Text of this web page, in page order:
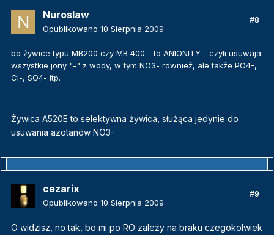
Nuroslaw
Opublikowano 10 Sierpnia 2009
#8
bo żywice typu MB200 czy MB 400 - to ANIONITY - czyli usuwaja
wszystkie jony "-" z wody, w tym NO3- również, ale także PO4-,
Cl-, SO4- itp.
Żywica A520E to selektywna żywica, służąca jedynie do
usuwania azotanów NO3-
cezarix
Opublikowano 10 Sierpnia 2009
#9
O widzisz, no tak, bo mi po RO zależy na braku czegokolwiek